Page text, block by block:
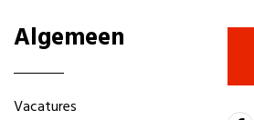
Algemeen
Vacatures